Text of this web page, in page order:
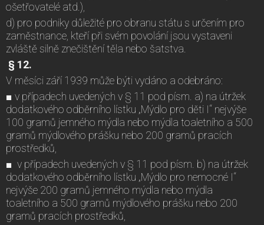
ošetřovatelé atd.),
d) pro podniky důležité pro obranu státu s určením pro
zaměstnance, kteří při svém povolání jsou vystaveni
zvláště silně znečištění těla nebo šatstva.
§ 12.
V měsíci září 1939 může býti vydáno a odebráno:
■ v případech uvedených v § 11 pod písm. a) na útržek
dodatkového odběrního lístku „Mýdlo pro děti I“ nejvýše
100 gramů jemného mýdla nebo mýdla toaletního a 500
gramů mýdlového prášku nebo 200 gramů pracích
prostředků,
■ v případech uvedených v § 11 pod písm. b) na útržek
dodatkového odběrního lístku „Mýdlo pro nemocné I“
nejvýše 200 gramů jemného mýdla nebo mýdla
toaletního a 500 gramů mýdlového prášku nebo 200
gramů pracích prostředků,